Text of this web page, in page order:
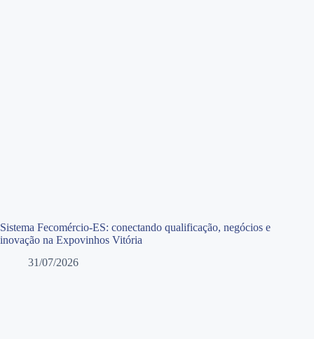
Sistema Fecomércio-ES: conectando qualificação, negócios e
inovação na Expovinhos Vitória
31/07/2026